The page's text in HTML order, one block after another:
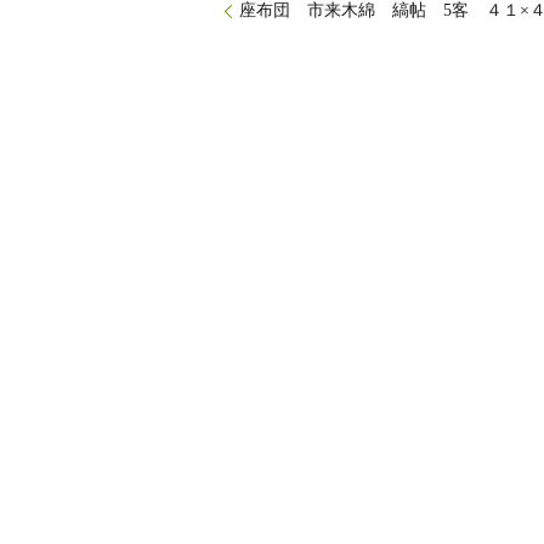
座布団 市来木綿 縞帖 5客 ４１×